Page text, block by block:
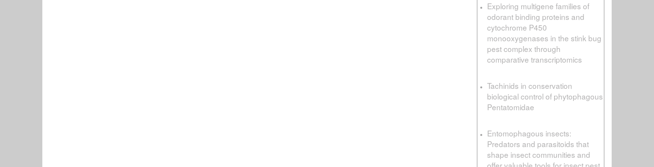
Exploring multigene families of
odorant binding proteins and
cytochrome P450
monooxygenases in the stink bug
pest complex through
comparative transcriptomics
Tachinids in conservation
biological control of phytophagous
Pentatomidae
Entomophagous insects:
Predators and parasitoids that
shape insect communities and